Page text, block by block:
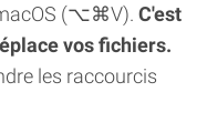
(⌥⌘V). C'est
vos fichiers.
les raccourcis